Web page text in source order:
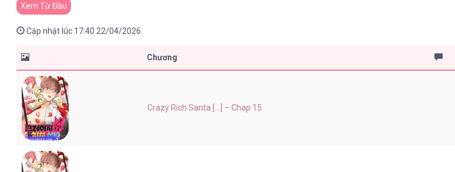
Xem Từ Đầu
Cập nhật lúc 17:40 22/04/2026.
Chương
Crazy Rich Santa [...] – Chap 15